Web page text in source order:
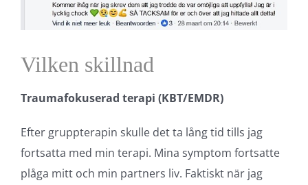
Vilken skillnad
Traumafokuserad terapi (KBT/EMDR)
Efter gruppterapin skulle det ta lång tid tills jag
fortsatta med min terapi. Mina symptom fortsatte
plåga mitt och min partners liv. Faktiskt när jag